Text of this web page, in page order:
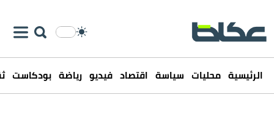
الرئيسية محليات سياسة اقتصاد فيديو رياضة بودكاست